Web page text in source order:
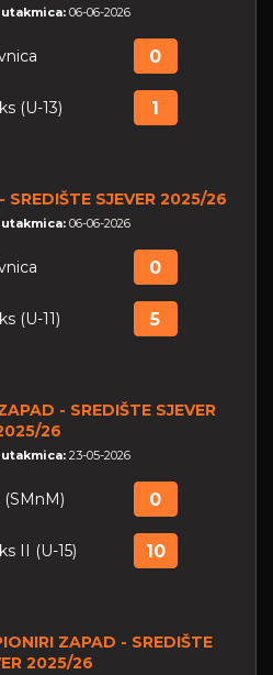
06-06-2026
0
(U-13) 1
SREDIŠTE SJEVER 2025/26
06-06-2026
0
(U-11) 5
- SREDIŠTE SJEVER
26
23-05-2026
0
II (U-15) 10
ZAPAD - SREDIŠTE
2025/26